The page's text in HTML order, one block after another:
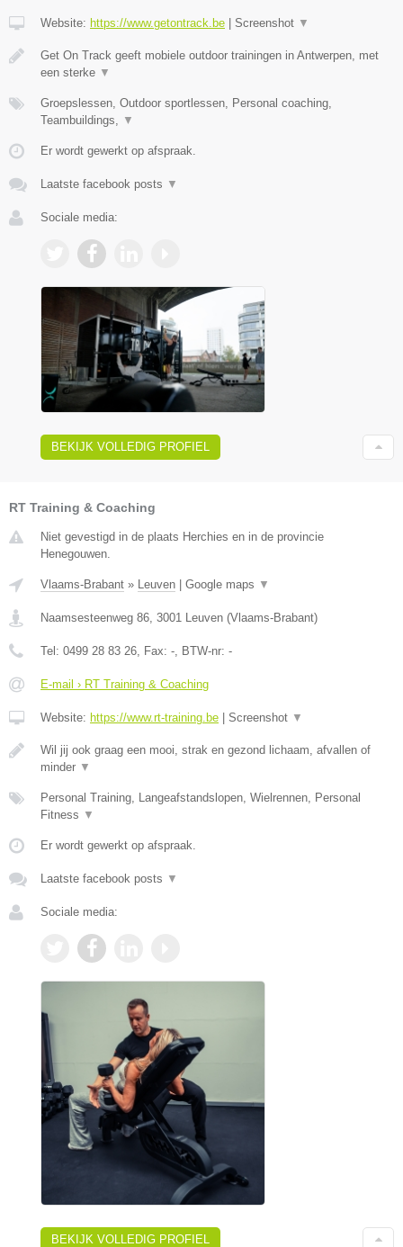
Website: https://www.getontrack.be | Screenshot ▼
Get On Track geeft mobiele outdoor trainingen in Antwerpen, met
een sterke ▼
Groepslessen, Outdoor sportlessen, Personal coaching,
Teambuildings,
▼
Er wordt gewerkt op afspraak.
Laatste facebook posts ▼
Sociale media:
BEKIJK VOLLEDIG PROFIEL
RT Training & Coaching
Niet gevestigd in de plaats Herchies en in de provincie
Henegouwen.
Vlaams-Brabant » Leuven | Google maps ▼
Naamsesteenweg 86 3001 Leuven (Vlaams-Brabant)
Tel: 0499 28 83 26 , Fax: - , BTW-nr: -
E-mail › RT Training & Coaching
Website: https://www.rt-training.be | Screenshot ▼
Wil jij ook graag een mooi, strak en gezond lichaam, afvallen of
minder ▼
Personal Training, Langeafstandslopen, Wielrennen, Personal
Fitness ▼
Er wordt gewerkt op afspraak.
Laatste facebook posts ▼
Sociale media:
BEKIJK VOLLEDIG PROFIEL